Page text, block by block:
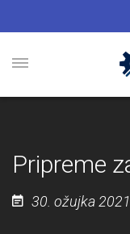
Pripreme
30. ožujka 2021.